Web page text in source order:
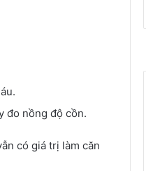
đo nồng độ cồn.
có giá trị làm căn